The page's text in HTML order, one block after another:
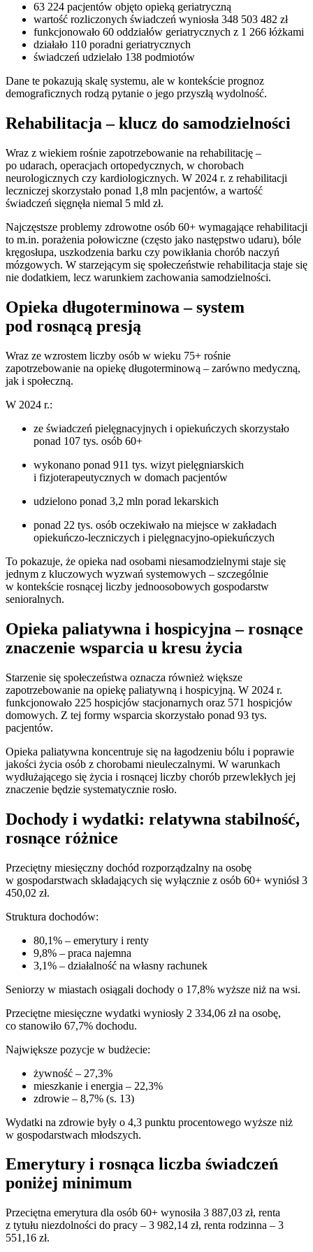
63 224 pacjentów objęto opieką geriatryczną
wartość rozliczonych świadczeń wyniosła 348 503 482 zł
funkcjonowało 60 oddziałów geriatrycznych z 1 266 łóżkami
działało 110 poradni geriatrycznych
świadczeń udzielało 138 podmiotów
Dane te pokazują skalę systemu, ale w kontekście prognoz
demograficznych rodzą pytanie o jego przyszłą wydolność.
Rehabilitacja – klucz do samodzielności
Wraz z wiekiem rośnie zapotrzebowanie na rehabilitację –
po udarach, operacjach ortopedycznych, w chorobach
neurologicznych czy kardiologicznych. W 2024 r. z rehabilitacji
leczniczej skorzystało ponad 1,8 mln pacjentów, a wartość
świadczeń sięgnęła niemal 5 mld zł.
Najczęstsze problemy zdrowotne osób 60+ wymagające rehabilitacji
to m.in. porażenia połowiczne (często jako następstwo udaru), bóle
kręgosłupa, uszkodzenia barku czy powikłania chorób naczyń
mózgowych. W starzejącym się społeczeństwie rehabilitacja staje się
nie dodatkiem, lecz warunkiem zachowania samodzielności.
Opieka długoterminowa – system
pod rosnącą presją
Wraz ze wzrostem liczby osób w wieku 75+ rośnie
zapotrzebowanie na opiekę długoterminową – zarówno medyczną,
jak i społeczną.
W 2024 r.:
ze świadczeń pielęgnacyjnych i opiekuńczych skorzystało
ponad 107 tys. osób 60+
wykonano ponad 911 tys. wizyt pielęgniarskich
i fizjoterapeutycznych w domach pacjentów
udzielono ponad 3,2 mln porad lekarskich
ponad 22 tys. osób oczekiwało na miejsce w zakładach
opiekuńczo-leczniczych i pielęgnacyjno-opiekuńczych
To pokazuje, że opieka nad osobami niesamodzielnymi staje się
jednym z kluczowych wyzwań systemowych – szczególnie
w kontekście rosnącej liczby jednoosobowych gospodarstw
senioralnych.
Opieka paliatywna i hospicyjna – rosnące
znaczenie wsparcia u kresu życia
Starzenie się społeczeństwa oznacza również większe
zapotrzebowanie na opiekę paliatywną i hospicyjną. W 2024 r.
funkcjonowało 225 hospicjów stacjonarnych oraz 571 hospicjów
domowych. Z tej formy wsparcia skorzystało ponad 93 tys.
pacjentów.
Opieka paliatywna koncentruje się na łagodzeniu bólu i poprawie
jakości życia osób z chorobami nieuleczalnymi. W warunkach
wydłużającego się życia i rosnącej liczby chorób przewlekłych jej
znaczenie będzie systematycznie rosło.
Dochody i wydatki: relatywna stabilność,
rosnące różnice
Przeciętny miesięczny dochód rozporządzalny na osobę
w gospodarstwach składających się wyłącznie z osób 60+ wyniósł 3
450,02 zł.
Struktura dochodów:
80,1% – emerytury i renty
9,8% – praca najemna
3,1% – działalność na własny rachunek
Seniorzy w miastach osiągali dochody o 17,8% wyższe niż na wsi.
Przeciętne miesięczne wydatki wyniosły 2 334,06 zł na osobę,
co stanowiło 67,7% dochodu.
Największe pozycje w budżecie:
żywność – 27,3%
mieszkanie i energia – 22,3%
zdrowie – 8,7% (s. 13)
Wydatki na zdrowie były o 4,3 punktu procentowego wyższe niż
w gospodarstwach młodszych.
Emerytury i rosnąca liczba świadczeń
poniżej minimum
Przeciętna emerytura dla osób 60+ wynosiła 3 887,03 zł, renta
z tytułu niezdolności do pracy – 3 982,14 zł, renta rodzinna – 3
551,16 zł.